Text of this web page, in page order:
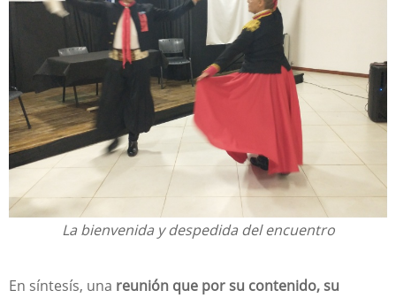
La bienvenida y despedida del encuentro
En síntesís, una reunión que por su contenido, su